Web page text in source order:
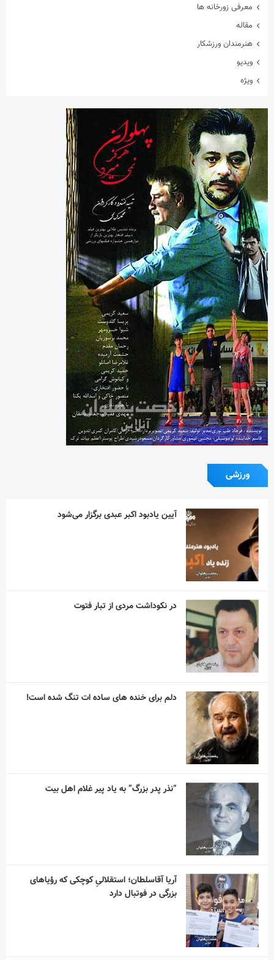
معرفی زورخانه ها
مقاله
هنرمندان ورزشکار
ویدیو
ویژه
ورزشی
آیین یادبود اکبر عبدی برگزار می‌شود
در نکوداشت مردی از تبار فتوت
دلم برای خنده های ساده ات تنگ شده است!
“نذر پدر بزرگ” به یاد پیر غلام اهل بیت
آریا آقاسلطان؛ استقلالیِ کوچکی که رؤیاهای
بزرگی در فوتبال دارد